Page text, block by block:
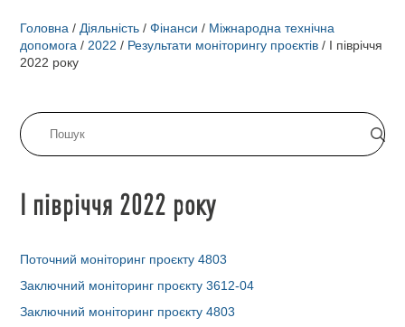
Головна / Діяльність / Фінанси / Міжнародна технічна
допомога / 2022 / Результати моніторингу проєктів / I півріччя
2022 року
I півріччя 2022 року
Поточний моніторинг проєкту 4803
Заключний моніторинг проєкту 3612-04
Заключний моніторинг проєкту 4803